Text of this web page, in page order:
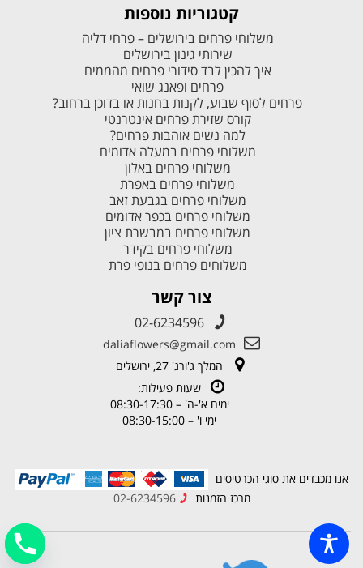
קטגוריות נוספות
משלוחי פרחים בירושלים – פרחי דליה
שירותי גינון בירושלים
איך להכין לבד סידורי פרחים מהממים
פרחים ופאנג שואי
פרחים לסוף שבוע, לקנות בחנות או בדוכן ברחוב?
קורס שזירת פרחים אינטרנטי
למה נשים אוהבות פרחים?
משלוחי פרחים במעלה אדומים
משלוחי פרחים באלון
משלוחי פרחים באפרת
משלוחי פרחים בגבעת זאב
משלוחי פרחים בכפר אדומים
משלוחי פרחים במבשרת ציון
משלוחי פרחים בקידר
משלוחים פרחים בנופי פרת
צור קשר
02-6234596
daliaflowers@gmail.com
המלך ג'ורג' 27, ירושלים
שעות פעילות:
ימים א'-ה' – 08:30-17:30
ימי ו' – 08:30-15:00
אנו מכבדים את סוגי הכרטיסים
מרכז הזמנות
02-6234596